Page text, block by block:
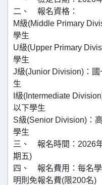
二、 報名資格：
M級(Middle Primary
學生
U級(Upper Primary
學生
J級(Junior Division)：
生
I級(Intermediate
以下學生
S級(Senior Division)：
學生
三、 報名時間：2026
期五)
四、 報名費用：每名
明則免報名費(限200名)